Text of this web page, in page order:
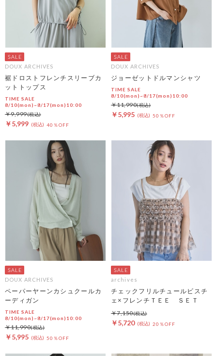
DOUX ARCHIVES
裾ドロストフレンチスリーブカ
ットトップス
TIME SALE
8/10(mon)~8/17(mon)10:00
￥5,999 40％OFF
￥9,999
DOUX ARCHIVES
ジョーゼットドルマンシャツ
TIME SALE
8/10(mon)~8/17(mon)10:00
￥5,995 50％OFF
￥11,990
DOUX ARCHIVES
ペーパーヤーンカシュクールカ
ーディガン
TIME SALE
8/10(mon)~8/17(mon)10:00
￥5,995 50％OFF
￥11,990
archives
チェックフリルチュールビスチ
ェ×フレンチＴＥＥ ＳＥＴ
￥5,720 20％OFF
￥7,150